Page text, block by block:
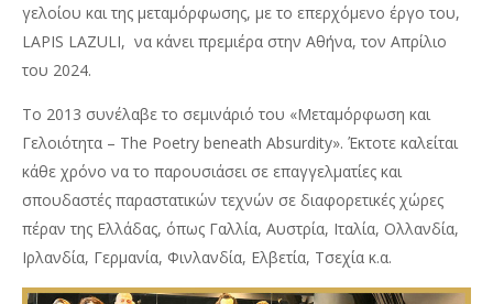
γελοίου και της μεταμόρφωσης, με το επερχόμενο έργο του,
LAPIS LAZULI, να κάνει πρεμιέρα στην Αθήνα, τον Απρίλιο
του 2024.
Το 2013 συνέλαβε το σεμινάριό του «Μεταμόρφωση και
Γελοιότητα – The Poetry beneath Absurdity». Έκτοτε καλείται
κάθε χρόνο να το παρουσιάσει σε επαγγελματίες και
σπουδαστές παραστατικών τεχνών σε διαφορετικές χώρες
πέραν της Ελλάδας, όπως Γαλλία, Αυστρία, Ιταλία, Ολλανδία,
Ιρλανδία, Γερμανία, Φινλανδία, Ελβετία, Τσεχία κ.α.